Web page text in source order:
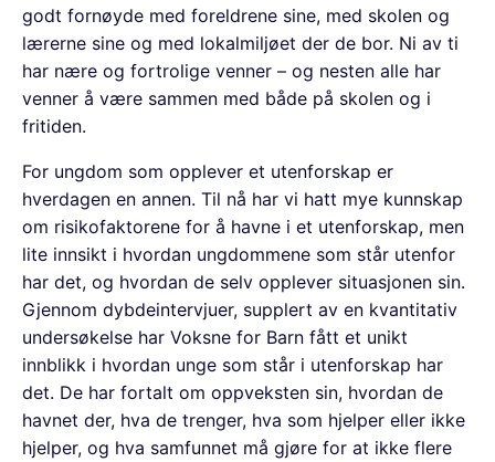
godt fornøyde med foreldrene sine, med skolen og
lærerne sine og med lokalmiljøet der de bor. Ni av ti
har nære og fortrolige venner – og nesten alle har
venner å være sammen med både på skolen og i
fritiden.
For ungdom som opplever et utenforskap er
hverdagen en annen. Til nå har vi hatt mye kunnskap
om risikofaktorene for å havne i et utenforskap, men
lite innsikt i hvordan ungdommene som står utenfor
har det, og hvordan de selv opplever situasjonen sin.
Gjennom dybdeintervjuer, supplert av en kvantitativ
undersøkelse har Voksne for Barn fått et unikt
innblikk i hvordan unge som står i utenforskap har
det. De har fortalt om oppveksten sin, hvordan de
havnet der, hva de trenger, hva som hjelper eller ikke
hjelper, og hva samfunnet må gjøre for at ikke flere